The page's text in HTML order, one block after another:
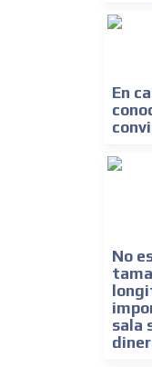
En
No
sala